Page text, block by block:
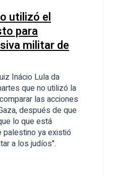
utilizó el
para
militar de
Inácio Lula da
que no utilizó la
las acciones
después de que
lo que está
palestino ya existió
a los judíos".